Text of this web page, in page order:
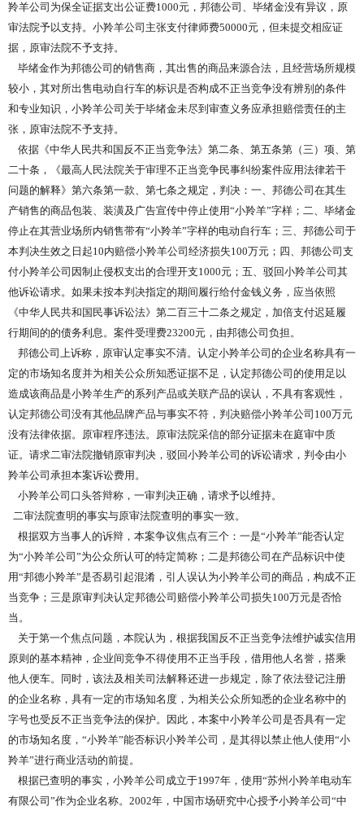
羚羊公司为保全证据支出公证费1000元，邦德公司、毕绪金没有异议，原
审法院予以支持。小羚羊公司主张支付律师费50000元，但未提交相应证
据，原审法院不予支持。
毕绪金作为邦德公司的销售商，其出售的商品来源合法，且经营场所规模
较小，其对所出售电动自行车的标识是否构成不正当竞争没有辨别的条件
和专业知识，小羚羊公司关于毕绪金未尽到审查义务应承担赔偿责任的主
张，原审法院不予支持。
依据《中华人民共和国反不正当竞争法》第二条、第五条第（三）项、第
二十条，《最高人民法院关于审理不正当竞争民事纠纷案件应用法律若干
问题的解释》第六条第一款、第七条之规定，判决：一、邦德公司在其生
产销售的商品包装、装潢及广告宣传中停止使用“小羚羊”字样；二、毕绪金
停止在其营业场所内销售带有“小羚羊”字样的电动自行车；三、邦德公司于
本判决生效之日起10内赔偿小羚羊公司经济损失100万元；四、邦德公司支
付小羚羊公司因制止侵权支出的合理开支1000元；五、驳回小羚羊公司其
他诉讼请求。如果未按本判决指定的期间履行给付金钱义务，应当依照
《中华人民共和国民事诉讼法》第二百三十二条之规定，加倍支付迟延履
行期间的的债务利息。案件受理费23200元，由邦德公司负担。
邦德公司上诉称，原审认定事实不清。认定小羚羊公司的企业名称具有一
定的市场知名度并为相关公众所知悉证据不足，认定邦德公司的使用足以
造成该商品是小羚羊生产的系列产品或关联产品的误认，不具有客观性，
认定邦德公司没有其他品牌产品与事实不符，判决赔偿小羚羊公司100万元
没有法律依据。原审程序违法。原审法院采信的部分证据未在庭审中质
证。请求二审法院撤销原审判决，驳回小羚羊公司的诉讼请求，判令由小
羚羊公司承担本案诉讼费用。
小羚羊公司口头答辩称，一审判决正确，请求予以维持。
二审法院查明的事实与原审法院查明的事实一致。
根据双方当事人的诉辩，本案争议焦点有三个：一是“小羚羊”能否认定
为“小羚羊公司”为公众所认可的特定简称；二是邦德公司在产品标识中使
用“邦德小羚羊”是否易引起混淆，引人误认为小羚羊公司的商品，构成不正
当竞争；三是原审判决认定邦德公司赔偿小羚羊公司损失100万元是否恰
当。
关于第一个焦点问题，本院认为，根据我国反不正当竞争法维护诚实信用
原则的基本精神，企业间竞争不得使用不正当手段，借用他人名誉，搭乘
他人便车。同时，该法及相关司法解释还进一步规定，除了依法登记注册
的企业名称，具有一定的市场知名度，为相关公众所知悉的企业名称中的
字号也受反不正当竞争法的保护。因此，本案中小羚羊公司是否具有一定
的市场知名度，“小羚羊”能否标识小羚羊公司，是其得以禁止他人使用“小
羚羊”进行商业活动的前提。
根据已查明的事实，小羚羊公司成立于1997年，使用“苏州小羚羊电动车
有限公司”作为企业名称。2002年，中国市场研究中心授予小羚羊公司“中